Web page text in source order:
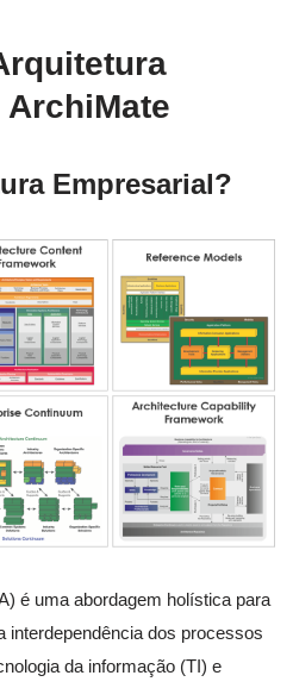
Empresarial?
é uma abordagem holística para
interdependência dos processos
da informação (TI) e